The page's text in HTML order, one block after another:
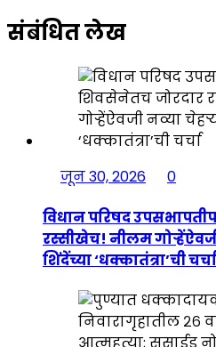
संबंधित लेख
जून 30, 2026
0
विधान परिषद
रस्सीखेच! नीलम
शिंदेंच्या ‘धक्कातंत्रा’ची चर्चा